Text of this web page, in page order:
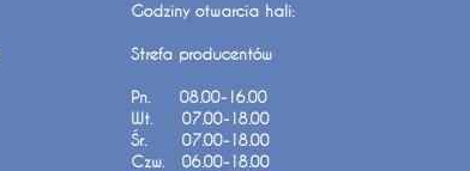
Godziny otwarcia hali:
Strefa producentów
Pn. 08.00-16.00
Wt. 07.00-18.00
Śr. 07.00-18.00
Czw. 06.00-18.00